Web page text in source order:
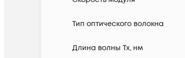
Тип оптического волокна
Длина волны Tx, нм